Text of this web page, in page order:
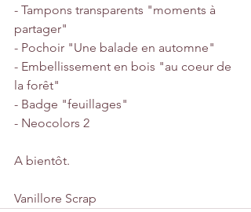
- Tampons transparents "moments à
partager"
- Pochoir "Une balade en automne"
- Embellissement en bois "au coeur de
la forêt"
- Badge "feuillages"
- Neocolors 2
A bientôt.
Vanillore Scrap